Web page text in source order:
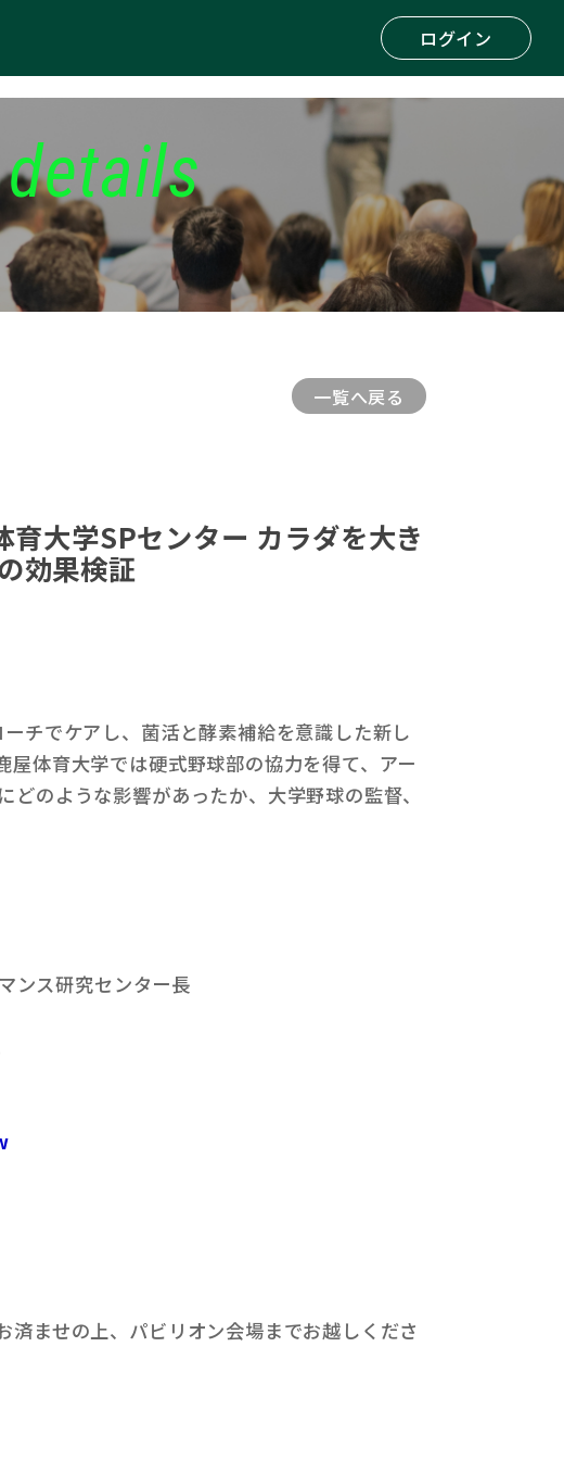
ログイン
一覧へ戻る
大学SPセンター カラダを大き
効果検証
チでケアし、菌活と酵素補給を意識した新し
体育大学では硬式野球部の協力を得て、アー
のような影響があったか、大学野球の監督、
ンス研究センター長
ませの上、パビリオン会場までお越しくださ